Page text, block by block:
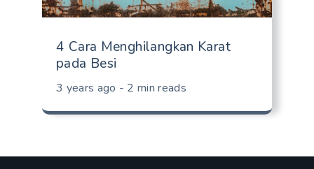
4 Cara Menghilangkan Karat
pada Besi
3 years ago - 2 min reads